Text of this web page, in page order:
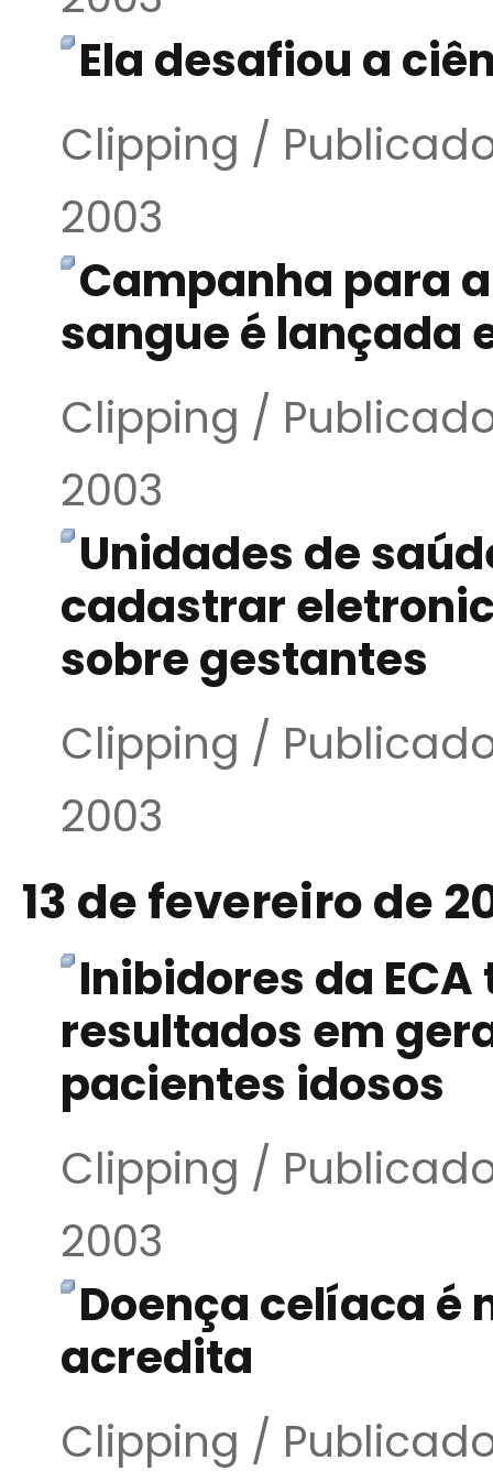
Ela desafiou a
Clipping /
2003
Campanha para
sangue é lançada
Clipping /
2003
Unidades de
cadastrar
sobre gestantes
Clipping /
2003
13 de fevereiro de
Inibidores da
resultados em
pacientes idosos
Clipping /
2003
Doença celíaca é
acredita
Clipping /